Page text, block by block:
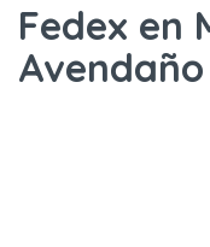
Fedex en
Avendaño